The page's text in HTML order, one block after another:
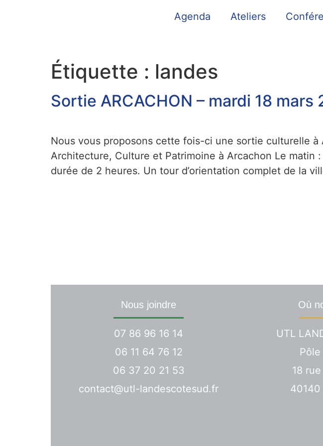
Agenda Ateliers
Étiquette : landes
Sortie ARCACHON – mardi 18 mars
Nous vous proposons cette fois-ci une sortie culturelle
Architecture, Culture et Patrimoine à Arcachon Le matin
durée de 2 heures. Un tour d’orientation complet de la
Nous joindre
07 86 96 16 14
06 11 64 76 12
06 37 20 21 53
contact@utl-landescotesud.fr
Où
UTL
18
40140